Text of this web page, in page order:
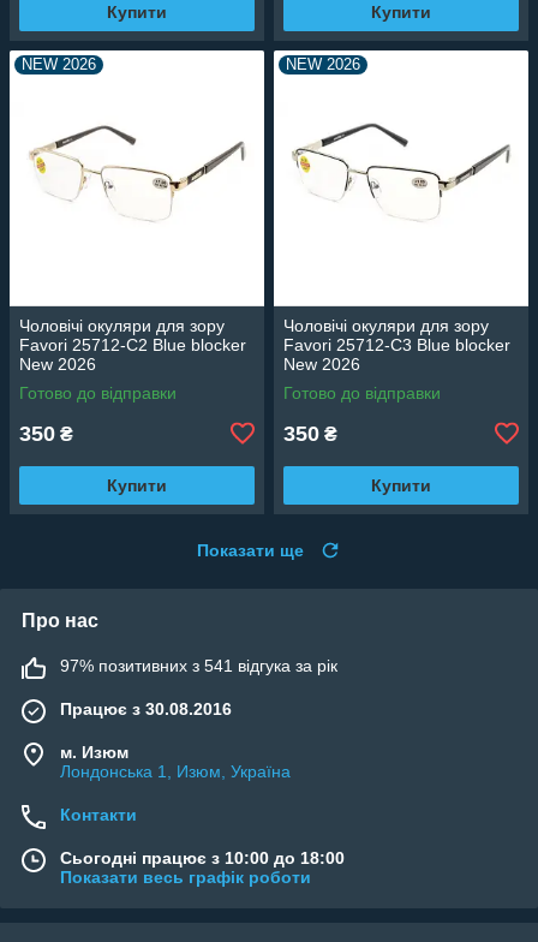
Купити Купити
NEW 2026
Чоловічі окуляри для зору
Favori 25712-C2 Blue blocker
New 2026
Готово до відправки
350 ₴
Купити
NEW 2026
Чоловічі окуляри для зору
Favori 25712-C3 Blue blocker
New 2026
Готово до відправки
350 ₴
Купити
Показати ще
Про нас
97% позитивних з 541 відгука за рік
Працює з 30.08.2016
м. Изюм
Лондонська 1, Изюм, Україна
Контакти
Сьогодні працює з 10:00 до 18:00
Показати весь графік роботи